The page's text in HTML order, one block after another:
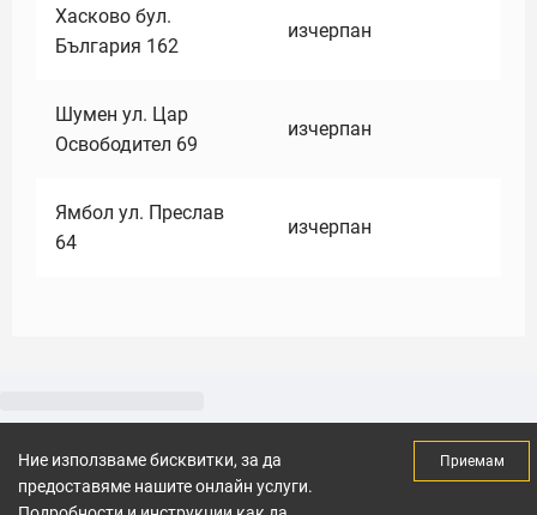
Хасково бул.
България 162
изчерпан
Шумен ул. Цар
Освободител 69
изчерпан
Ямбол ул. Преслав
64
изчерпан
Ние използваме бисквитки, за да
предоставяме нашите онлайн услуги.
Приемам